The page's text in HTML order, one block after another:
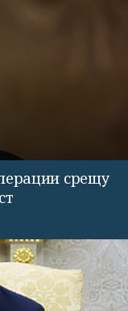
срещу